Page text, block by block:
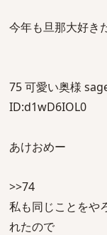
今年も旦那大好き
75 可愛い奥様
ID:d1wD6IOL0
あけおめー
>>74
私も同じことをや
れたので